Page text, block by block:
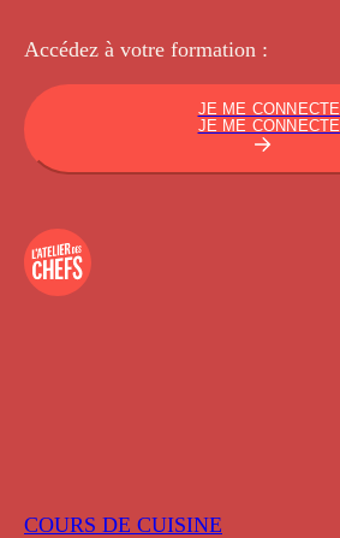
COURS DE CUISINE
Accédez à votre formation :
JE ME CONNECTE
JE ME CONNECTE